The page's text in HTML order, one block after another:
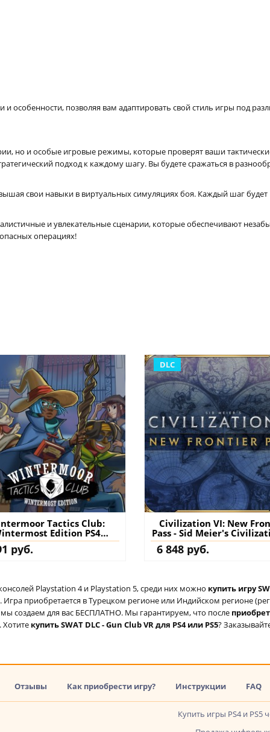
особенности, позволяя вам адаптировать свой стиль игры под
но и особые игровые режимы, которые проверят ваши
подход к каждому шагу. Вы будете сражаться в
свои навыки в виртуальных симуляциях боя. Каждый шаг
и увлекательные сценарии, которые обеспечивают
операциях!
Tactics Club:
Edition PS4
купить игру на
аккаунт
руб.
DLC
Civilization VI: New
Pass - Sid Meier's
PS4 (Турция)
дополнение на
6 848 руб.
Playstation 4 и Playstation 5, среди них можно купить игру
приобретается в Турецком регионе или Индийском регионе
создаем для вас БЕСПЛАТНО. Мы гарантируем, что после
Хотите купить SWAT DLC - Gun Club VR для PS4 или PS5?
Отзывы Как приобрести игру? Инструкции FAQ
Купить игры PS4 и